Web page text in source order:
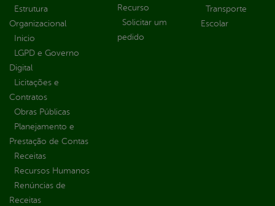
Estrutura
Organizacional
Inicio
LGPD e Governo
Digital
Licitações e
Contratos
Obras Públicas
Planejamento e
Prestação de Contas
Receitas
Recursos Humanos
Renúncias de
Receitas
Recurso
Solicitar um
pedido
Transporte
Escolar